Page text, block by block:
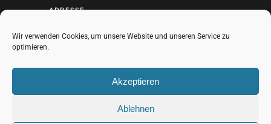
Wir verwenden Cookies, um unsere Website und unseren Service zu
optimieren.
Akzeptieren
Ablehnen
ADRESSE
HERRENWEG 1
D-77971 KIPPENHEIM
ROUTENPLANER